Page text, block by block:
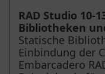
RAD Studio 10-
Bibliotheken
Statische
Einbindung der
Embarcadero